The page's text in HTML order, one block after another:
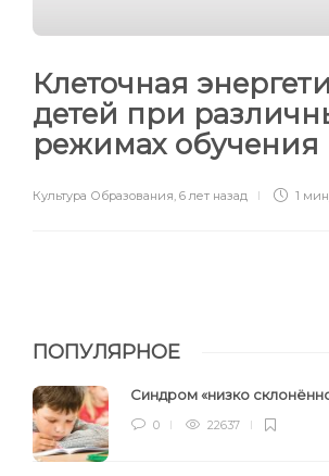
Клеточная
детей при
режимах обучения
Культура Образования 6 лет назад 1
ПОПУЛЯРНОЕ
Синдром «низко
0 22637